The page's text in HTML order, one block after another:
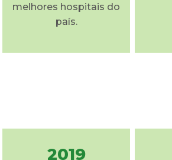
melhores hospitais do
país.
2019